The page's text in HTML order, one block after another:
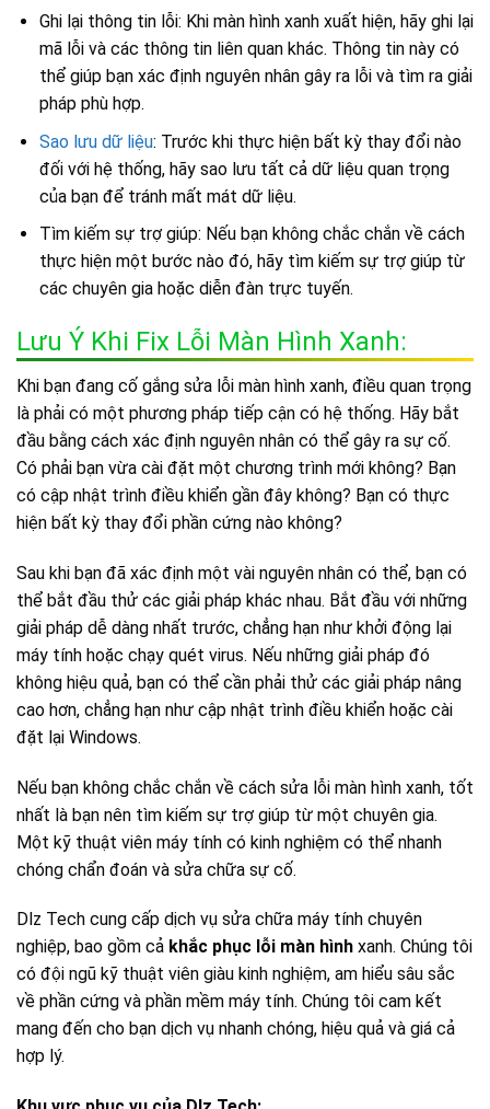
Ghi lại thông tin lỗi: Khi màn hình xanh xuất hiện, hãy ghi lại
mã lỗi và các thông tin liên quan khác. Thông tin này có
thể giúp bạn xác định nguyên nhân gây ra lỗi và tìm ra giải
pháp phù hợp.
Sao lưu dữ liệu: Trước khi thực hiện bất kỳ thay đổi nào
đối với hệ thống, hãy sao lưu tất cả dữ liệu quan trọng
của bạn để tránh mất mát dữ liệu.
Tìm kiếm sự trợ giúp: Nếu bạn không chắc chắn về cách
thực hiện một bước nào đó, hãy tìm kiếm sự trợ giúp từ
các chuyên gia hoặc diễn đàn trực tuyến.
Lưu Ý Khi Fix Lỗi Màn Hình Xanh:
Khi bạn đang cố gắng sửa lỗi màn hình xanh, điều quan trọng
là phải có một phương pháp tiếp cận có hệ thống. Hãy bắt
đầu bằng cách xác định nguyên nhân có thể gây ra sự cố.
Có phải bạn vừa cài đặt một chương trình mới không? Bạn
có cập nhật trình điều khiển gần đây không? Bạn có thực
hiện bất kỳ thay đổi phần cứng nào không?
Sau khi bạn đã xác định một vài nguyên nhân có thể, bạn có
thể bắt đầu thử các giải pháp khác nhau. Bắt đầu với những
giải pháp dễ dàng nhất trước, chẳng hạn như khởi động lại
máy tính hoặc chạy quét virus. Nếu những giải pháp đó
không hiệu quả, bạn có thể cần phải thử các giải pháp nâng
cao hơn, chẳng hạn như cập nhật trình điều khiển hoặc cài
đặt lại Windows.
Nếu bạn không chắc chắn về cách sửa lỗi màn hình xanh, tốt
nhất là bạn nên tìm kiếm sự trợ giúp từ một chuyên gia.
Một kỹ thuật viên máy tính có kinh nghiệm có thể nhanh
chóng chẩn đoán và sửa chữa sự cố.
Dlz Tech cung cấp dịch vụ sửa chữa máy tính chuyên
nghiệp, bao gồm cả khắc phục lỗi màn hình xanh. Chúng tôi
có đội ngũ kỹ thuật viên giàu kinh nghiệm, am hiểu sâu sắc
về phần cứng và phần mềm máy tính. Chúng tôi cam kết
mang đến cho bạn dịch vụ nhanh chóng, hiệu quả và giá cả
hợp lý.